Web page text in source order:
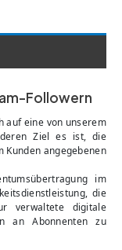
Followern
auf eine von unserem
deren Ziel es ist, die
Kunden angegebenen
im
die
verwaltete digitale
an Abonnenten zu